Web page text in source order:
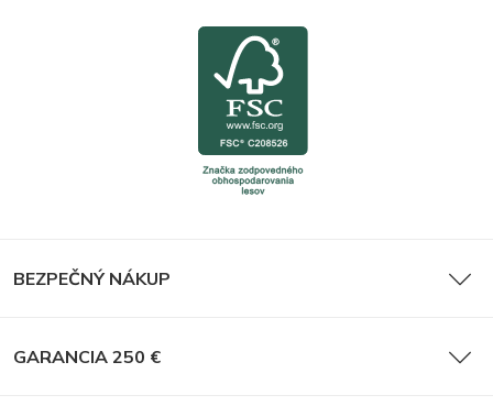
BEZPEČNÝ NÁKUP
GARANCIA 250 €